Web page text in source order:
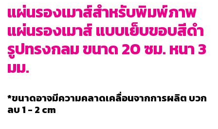
แผ่นรองเมาส์สำหรับพิมพ์ภาพ
แผ่นรองเมาส์ แบบเย็บขอบสีดำ
รูปทรงกลม ขนาด 20 ซม. หนา 3
มม.
*ขนาดอาจมีความคลาดเคลื่อนจากการผลิต บวก
ลบ 1 - 2 cm